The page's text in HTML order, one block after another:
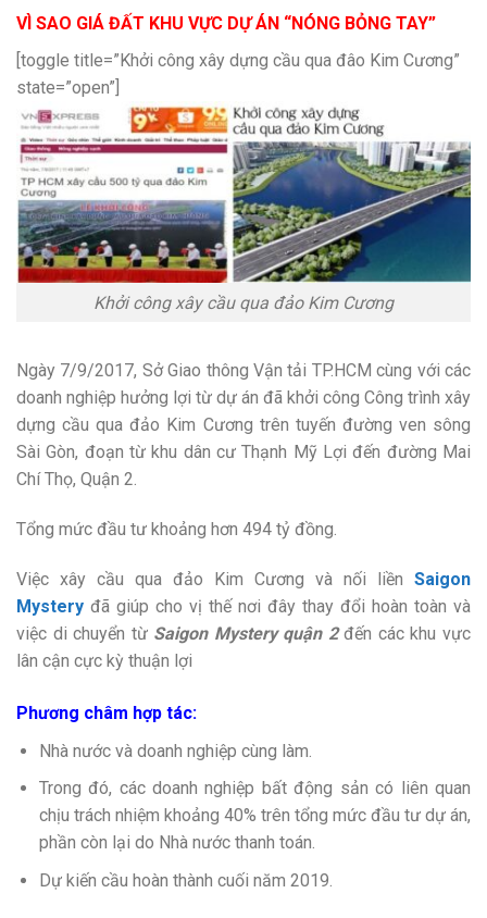
VÌ SAO GIÁ ĐẤT KHU VỰC DỰ ÁN “NÓNG BỎNG TAY”
[toggle title=”Khởi công xây dựng cầu qua đâo Kim Cương”
state=”open”]
Khởi công xây cầu qua đảo Kim Cương
Ngày 7/9/2017, Sở Giao thông Vận tải TP.HCM cùng với các
doanh nghiệp hưởng lợi từ dự án đã khởi công Công trình xây
dựng cầu qua đảo Kim Cương trên tuyến đường ven sông
Sài Gòn, đoạn từ khu dân cư Thạnh Mỹ Lợi đến đường Mai
Chí Thọ, Quận 2.
Tổng mức đầu tư khoảng hơn 494 tỷ đồng.
Việc xây cầu qua đảo Kim Cương và nối liền Saigon
Mystery đã giúp cho vị thế nơi đây thay đổi hoàn toàn và
việc di chuyển từ Saigon Mystery quận 2đến các khu vực
lân cận cực kỳ thuận lợi
Phương châm hợp tác:
Nhà nước và doanh nghiệp cùng làm.
Trong đó, các doanh nghiệp bất động sản có liên quan
chịu trách nhiệm khoảng 40% trên tổng mức đầu tư dự án,
phần còn lại do Nhà nước thanh toán.
Dự kiến cầu hoàn thành cuối năm 2019.